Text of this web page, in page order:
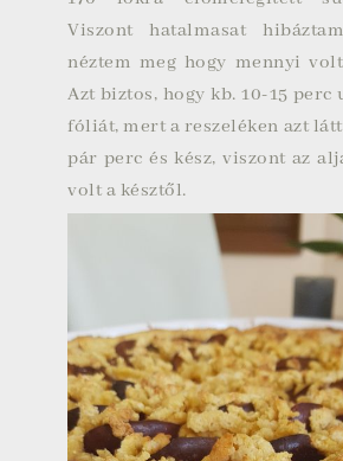
Viszont hatalmasat
néztem meg hogy mennyi
Azt biztos, hogy kb. 10-15 perc
fóliát, mert a reszeléken azt
pár perc és kész, viszont az
volt a késztől.